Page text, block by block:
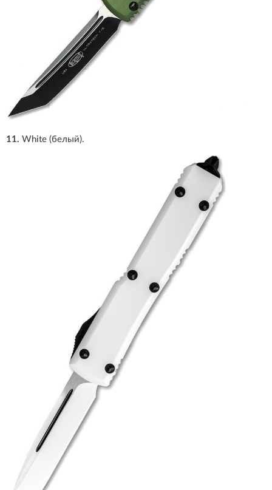
11. White (белый).